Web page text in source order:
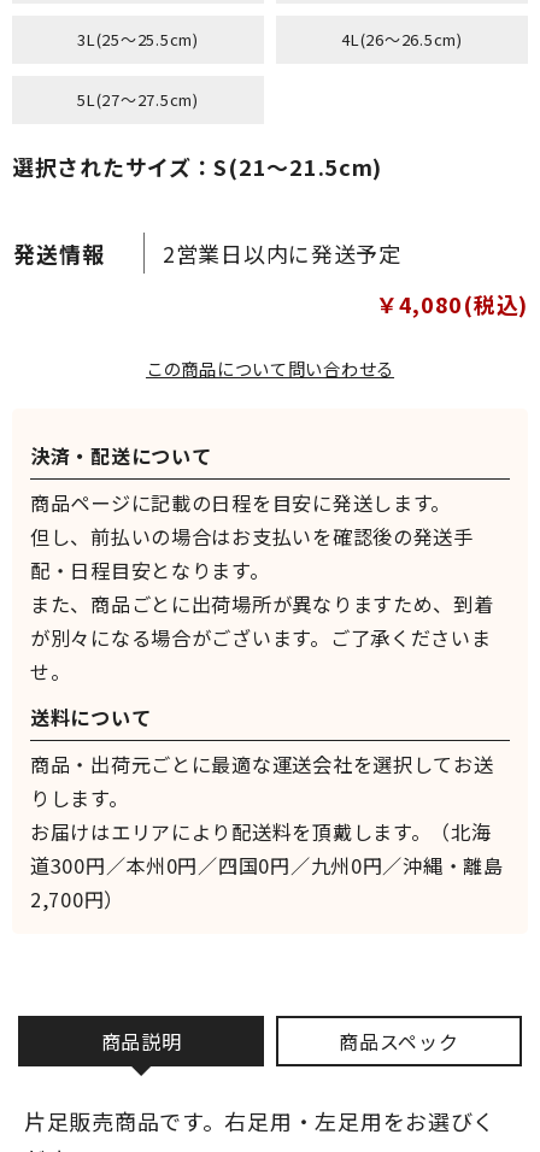
￥4,080(税込)
2営業日以内に発送予定
3L(25～25.5cm) 4L(26～26.5cm)
5L(27～27.5cm)
選択されたサイズ：S(21～21.5cm)
この商品について問い合わせる
商品説明 商品スペック
片足販売商品です。右足用・左足用をお選びく
決済・配送について
商品ページに記載の日程を目安に発送します。
但し、前払いの場合はお支払いを確認後の発送手
配・日程目安となります。
また、商品ごとに出荷場所が異なりますため、到着
が別々になる場合がございます。ご了承くださいま
せ。
送料について
商品・出荷元ごとに最適な運送会社を選択してお送
りします。
お届けはエリアにより配送料を頂戴します。（北海
道300円／本州0円／四国0円／九州0円／沖縄・離島
2,700円）